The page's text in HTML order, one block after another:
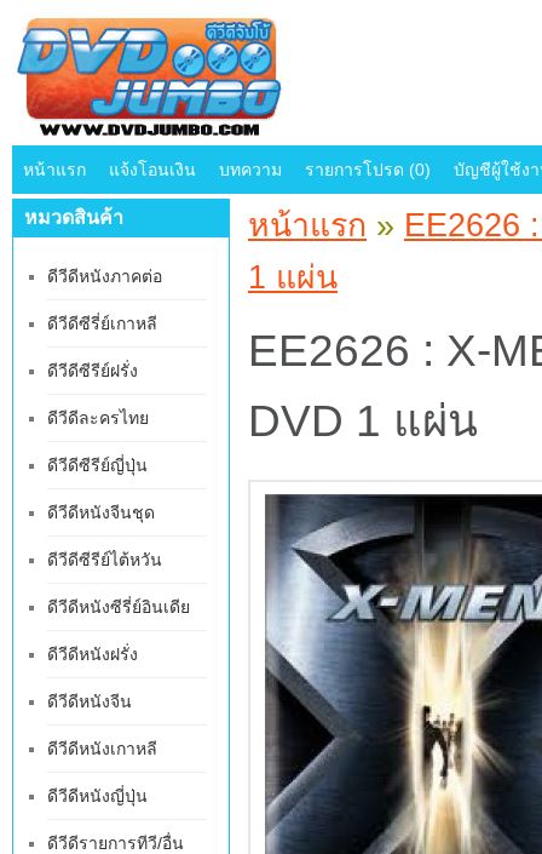
หน้าแรก แจ้งโอนเงิน บทความ รายการโปรด (0) บัญชีผู้ใช้ง
หมวดสินค้า
ดีวีดีหนังภาคต่อ
ดีวีดีซีรี่ย์เกาหลี
ดีวีดีซีรีย์ฝรั่ง
ดีวีดีละครไทย
ดีวีดีซีรีย์ญี่ปุ่น
ดีวีดีหนังจีนชุด
ดีวีดีซีรีย์ไต้หวัน
ดีวีดีหนังซีรี่ย์อินเดีย
ดีวีดีหนังฝรั่ง
ดีวีดีหนังจีน
ดีวีดีหนังเกาหลี
ดีวีดีหนังญี่ปุ่น
ดีวีดีรายการทีวี/อื่น
หน้าแรก » EE2626
1 แผ่น
EE2626 : X-
DVD 1 แผ่น